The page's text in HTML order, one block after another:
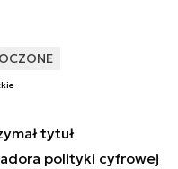
tytuł
polityki cyfrowej